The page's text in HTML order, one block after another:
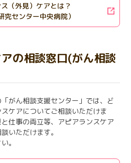
（外見）ケアとは？
究センター中央病院）
の相談窓口(がん相談
がん相談支援センター」では、ど
ケアについてご相談いただけま
仕事の両立等、アピアランスケア
いただけます。
い。